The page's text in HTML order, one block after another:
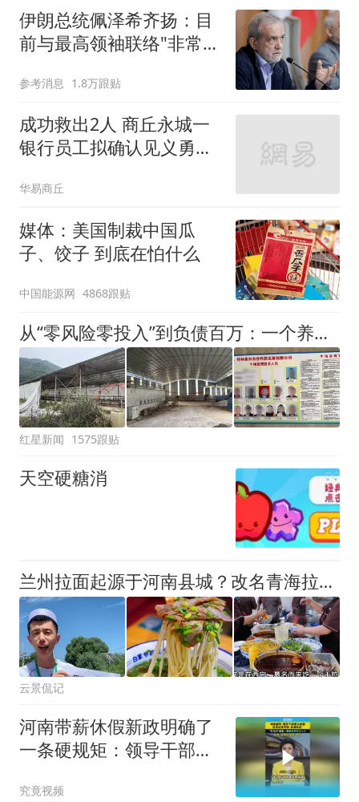
伊朗总统佩泽希齐扬：目
前与最高领袖联络"非常困
参考消息 1.8万跟贴
成功救出2人 商丘永城一
银行员工拟确认见义勇为
华易商丘
媒体：美国制裁中国瓜
子、饺子 到底在怕什么
中国能源网 4868跟贴
从“零风险零投入”到负债百万：一个养牛项目崩盘后，谁该为农户的贷款买单丨红星调查
红星新闻 1575跟贴
天空硬糖消
兰州拉面起源于河南县城？改名青海拉面后，各地都来认领了
云景侃记
河南带薪休假新政明确了
一条硬规矩：领导干部必
休、休满休足
究竟视频